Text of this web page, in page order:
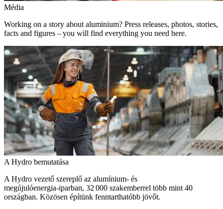
Média
Working on a story about aluminium? Press releases, photos, stories,
facts and figures – you will find everything you need here.
A Hydro bemutatása
A Hydro vezető szereplő az alumínium- és
megújulóenergia‑iparban, 32 000 szakemberrel több mint 40
országban. Közösen építünk fenntarthatóbb jövőt.